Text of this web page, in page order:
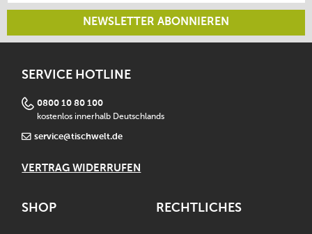
NEWSLETTER ABONNIEREN
SERVICE HOTLINE
0800 10 80 100
kostenlos innerhalb Deutschlands
service@tischwelt.de
VERTRAG WIDERRUFEN
SHOP RECHTLICHES